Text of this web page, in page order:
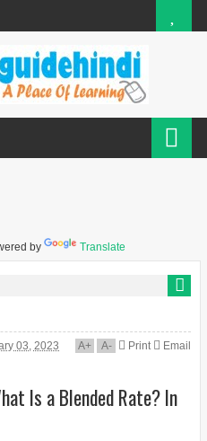
by Translate
03, 2023 A+ A- Print Email
Is a Blended Rate? In